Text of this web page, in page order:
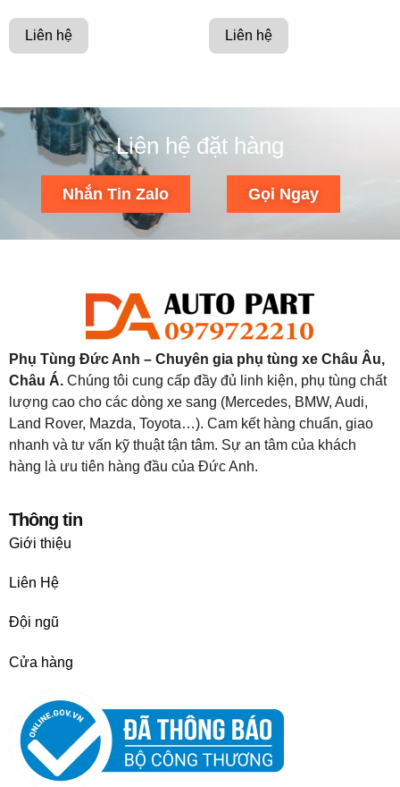
Liên hệ Liên hệ
Liên hệ đặt hàng
Nhắn Tin Zalo Gọi Ngay
Phụ Tùng Đức Anh – Chuyên gia phụ tùng xe Châu Âu,
Châu Á. Chúng tôi cung cấp đầy đủ linh kiện, phụ tùng chất
lượng cao cho các dòng xe sang (Mercedes, BMW, Audi,
Land Rover, Mazda, Toyota…). Cam kết hàng chuẩn, giao
nhanh và tư vấn kỹ thuật tận tâm. Sự an tâm của khách
hàng là ưu tiên hàng đầu của Đức Anh.
Thông tin
Giới thiệu
Liên Hệ
Đội ngũ
Cửa hàng